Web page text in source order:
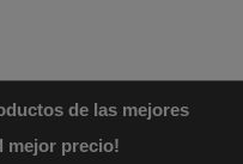
de las mejores
mejor precio!